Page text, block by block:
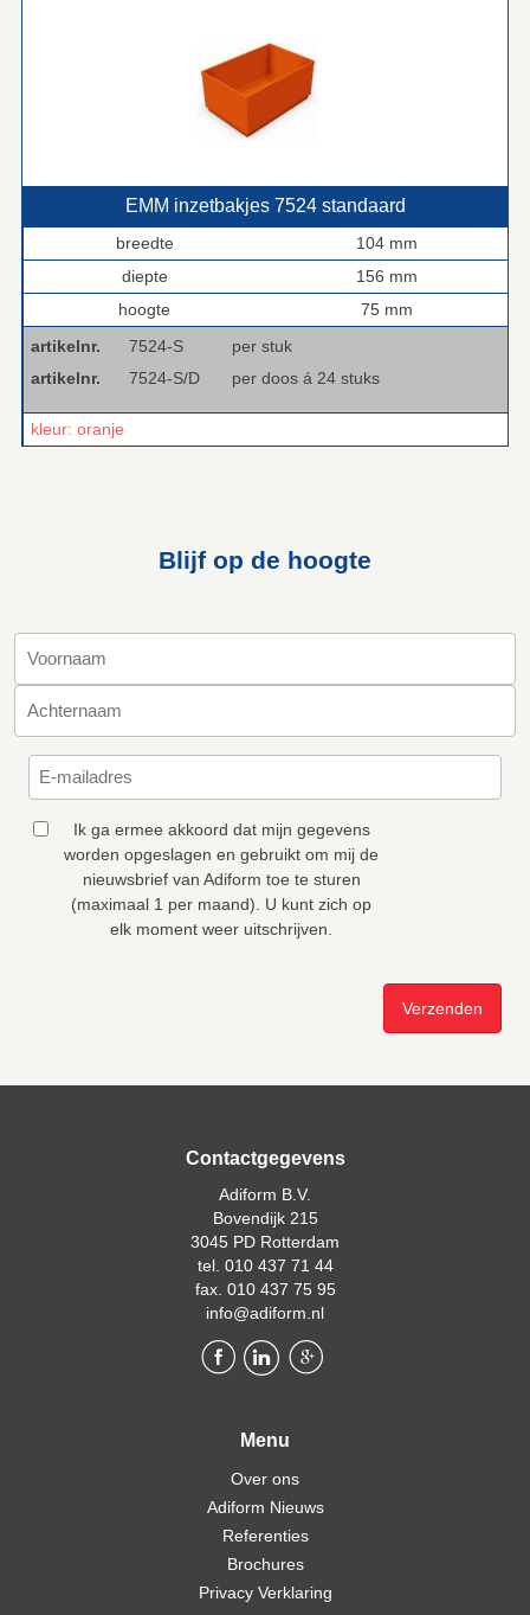
EMM inzetbakjes 7524 standaard
breedte
104 mm
diepte
156 mm
hoogte
75 mm
artikelnr. 7524-S
per stuk
artikelnr. 7524-S/D per doos á 24 stuks
kleur: oranje
Blijf op de hoogte
Ik ga ermee akkoord dat mijn gegevens
worden opgeslagen en gebruikt om mij de
nieuwsbrief van Adiform toe te sturen
(maximaal 1 per maand). U kunt zich op
elk moment weer uitschrijven.
Contactgegevens
Adiform B.V.
Bovendijk 215
3045 PD Rotterdam
tel. 010 437 71 44
fax. 010 437 75 95
info@adiform.nl
Menu
Over ons
Adiform Nieuws
Referenties
Brochures
Privacy Verklaring